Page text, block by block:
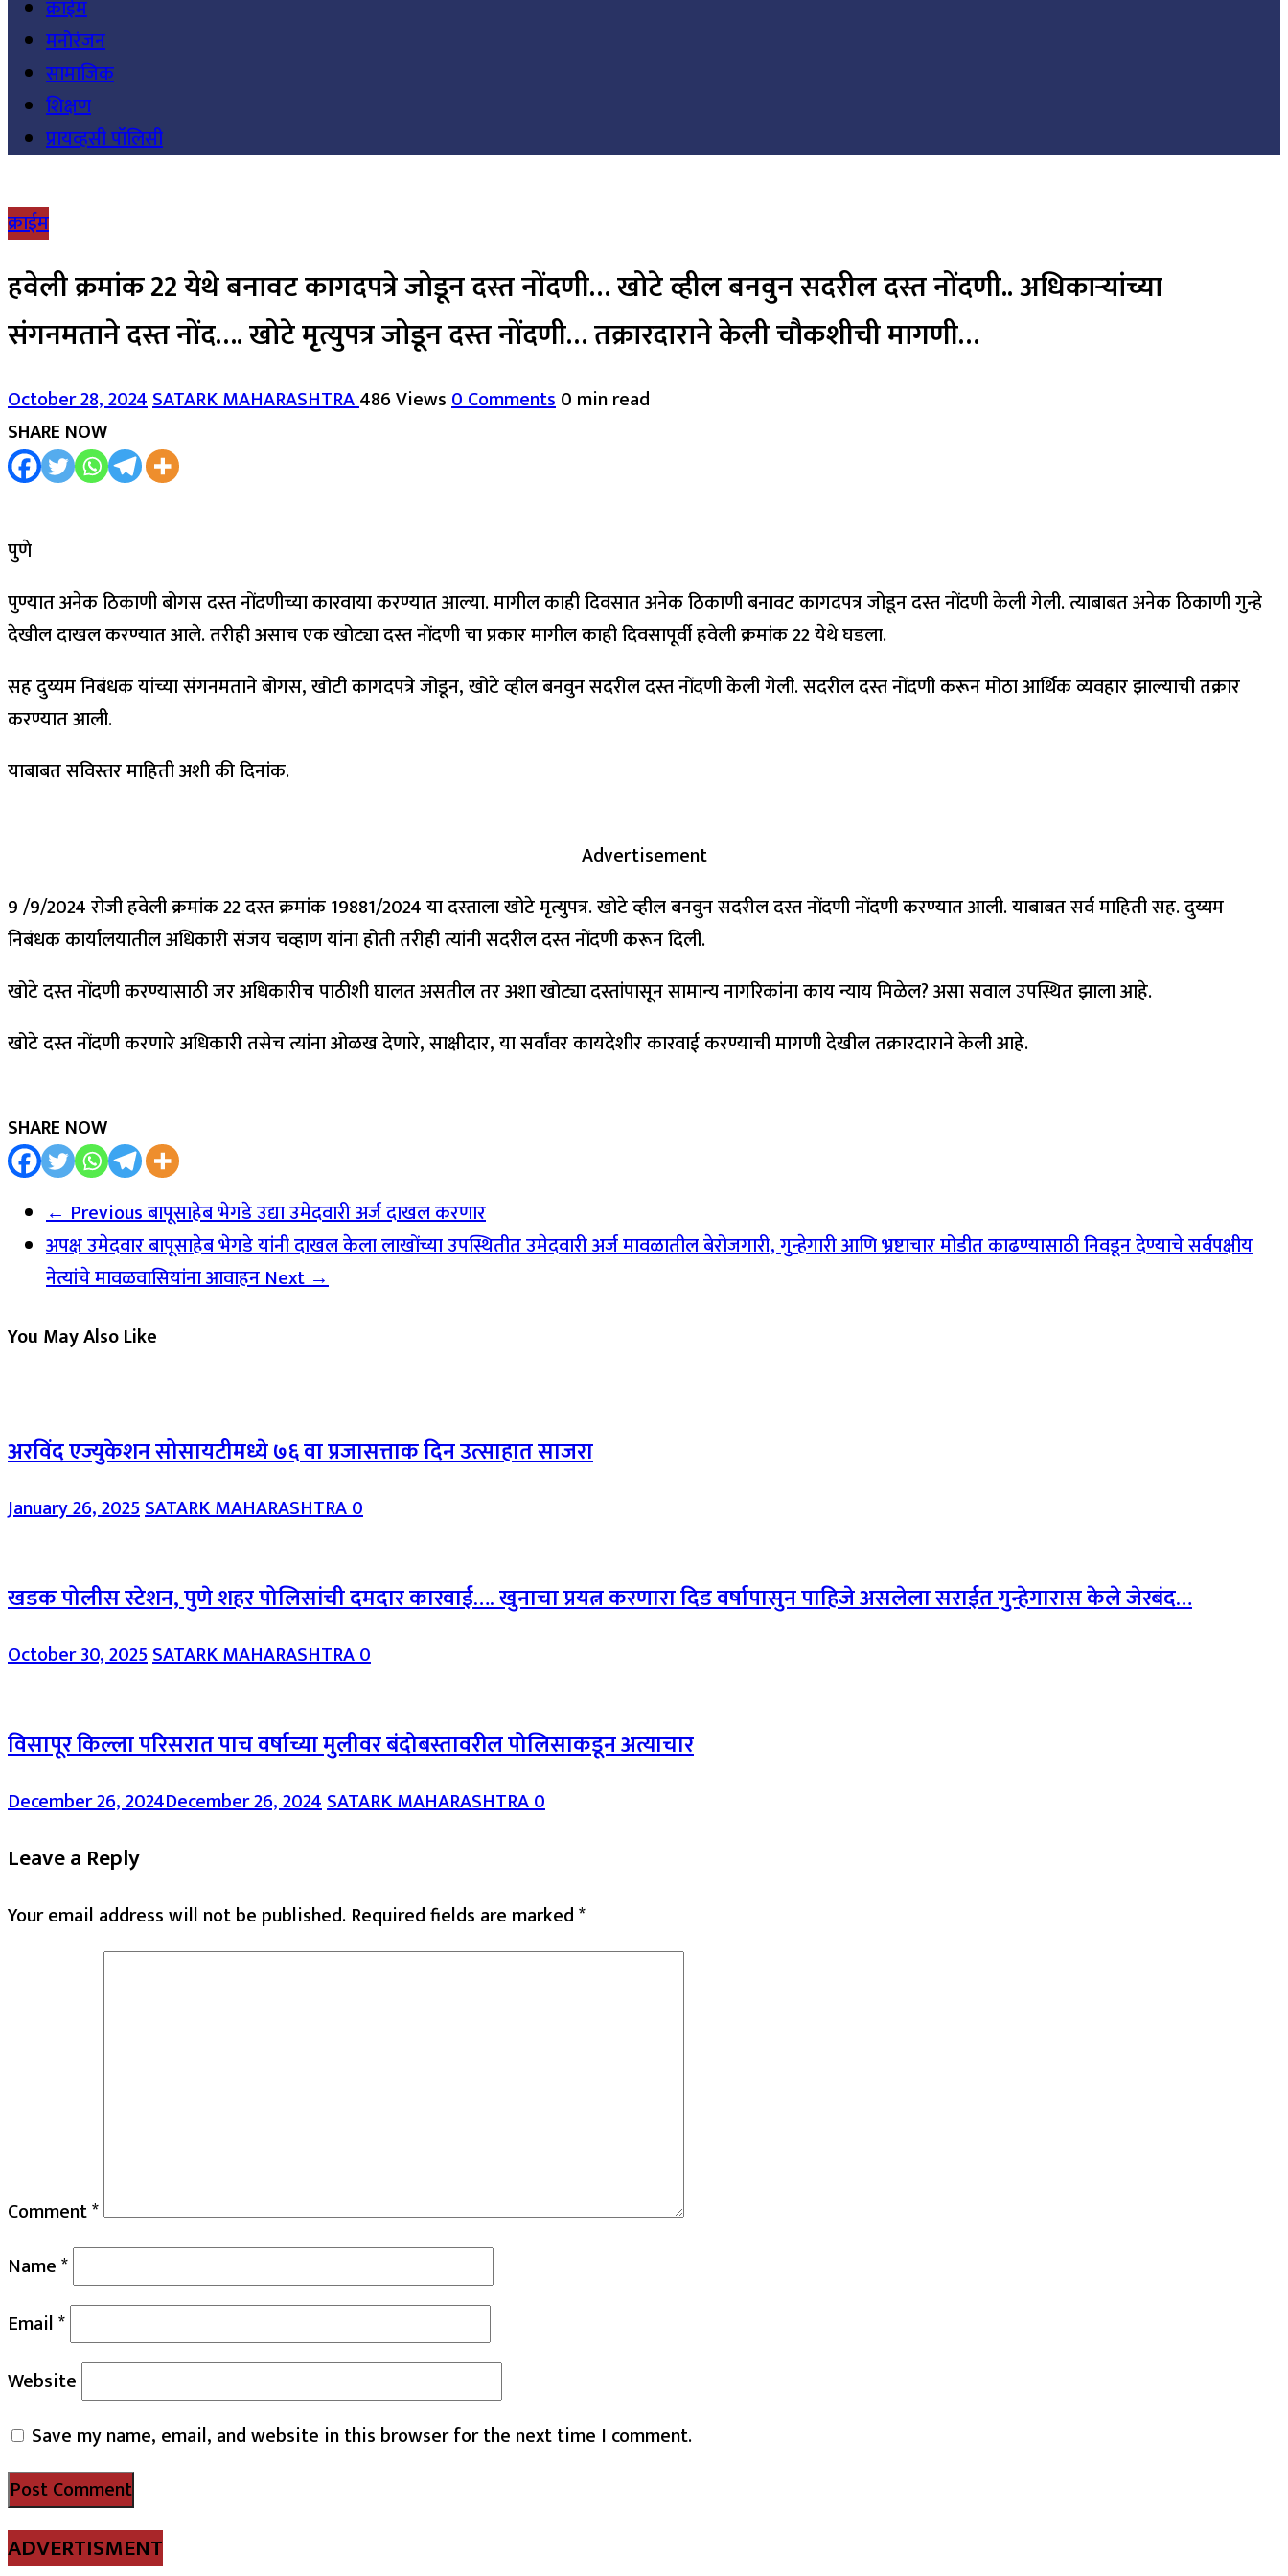
क्राईम
मनोरंजन
सामाजिक
शिक्षण
प्रायव्हसी पॉलिसी
क्राईम
हवेली क्रमांक 22 येथे बनावट कागदपत्रे जोडून दस्त नोंदणी… खोटे व्हील बनवुन सदरील दस्त नोंदणी.. अधिकाऱ्यांच्या
संगनमताने दस्त नोंद…. खोटे मृत्युपत्र जोडून दस्त नोंदणी… तक्रारदाराने केली चौकशीची मागणी…
October 28, 2024SATARK MAHARASHTRA486 Views0 Comments0 min read
SHARE NOW
पुणे
पुण्यात अनेक ठिकाणी बोगस दस्त नोंदणीच्या कारवाया करण्यात आल्या. मागील काही दिवसात अनेक ठिकाणी बनावट कागदपत्र जोडून दस्त नोंदणी केली गेली. त्याबाबत अनेक ठिकाणी गुन्हे
देखील दाखल करण्यात आले. तरीही असाच एक खोट्या दस्त नोंदणी चा प्रकार मागील काही दिवसापूर्वी हवेली क्रमांक 22 येथे घडला.
सह दुय्यम निबंधक यांच्या संगनमताने बोगस, खोटी कागदपत्रे जोडून, खोटे व्हील बनवुन सदरील दस्त नोंदणी केली गेली. सदरील दस्त नोंदणी करून मोठा आर्थिक व्यवहार झाल्याची तक्रार
करण्यात आली.
याबाबत सविस्तर माहिती अशी की दिनांक.
Advertisement
9 /9/2024 रोजी हवेली क्रमांक 22 दस्त क्रमांक 19881/2024 या दस्ताला खोटे मृत्युपत्र. खोटे व्हील बनवुन सदरील दस्त नोंदणी नोंदणी करण्यात आली. याबाबत सर्व माहिती सह. दुय्यम
निबंधक कार्यालयातील अधिकारी संजय चव्हाण यांना होती तरीही त्यांनी सदरील दस्त नोंदणी करून दिली.
खोटे दस्त नोंदणी करण्यासाठी जर अधिकारीच पाठीशी घालत असतील तर अशा खोट्या दस्तांपासून सामान्य नागरिकांना काय न्याय मिळेल? असा सवाल उपस्थित झाला आहे.
खोटे दस्त नोंदणी करणारे अधिकारी तसेच त्यांना ओळख देणारे, साक्षीदार, या सर्वांवर कायदेशीर कारवाई करण्याची मागणी देखील तक्रारदाराने केली आहे.
SHARE NOW
← Previousबापूसाहेब भेगडे उद्या उमेदवारी अर्ज दाखल करणार
अपक्ष उमेदवार बापूसाहेब भेगडे यांनी दाखल केला लाखोंच्या उपस्थितीत उमेदवारी अर्ज मावळातील बेरोजगारी, गुन्हेगारी आणि भ्रष्टाचार मोडीत काढण्यासाठी निवडून देण्याचे सर्वपक्षीय
नेत्यांचे मावळवासियांना आवाहनNext →
You May Also Like
अरविंद एज्युकेशन सोसायटीमध्ये ७६ वा प्रजासत्ताक दिन उत्साहात साजरा
January 26, 2025SATARK MAHARASHTRA0
खडक पोलीस स्टेशन, पुणे शहर पोलिसांची दमदार कारवाई…. खुनाचा प्रयत्न करणारा दिड वर्षापासुन पाहिजे असलेला सराईत गुन्हेगारास केले जेरबंद…
October 30, 2025SATARK MAHARASHTRA0
विसापूर किल्ला परिसरात पाच वर्षाच्या मुलीवर बंदोबस्तावरील पोलिसाकडून अत्याचार
December 26, 2024December 26, 2024SATARK MAHARASHTRA0
Leave a Reply
Your email address will not be published. Required fields are marked*
Comment*
Name*
Email*
Website
Save my name, email, and website in this browser for the next time I comment.
ADVERTISMENT